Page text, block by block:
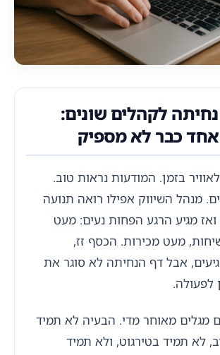
נחיתה לקהלים שונים:
כבר לא מספיק
בזמן. המודעות נראות טוב.
מנהל השיווק אפילו רואה תנועה
מגיע הרגע הפחות נעים: מעט
מעט מכירות. הכסף זז,
אבל דף הנחיתה לא סוגר את
לפעולה.
מגלים מאוחר מדי. הבעיה לא תמיד
לא תמיד בטירגוט, ולא תמיד